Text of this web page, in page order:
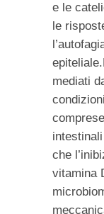
e le
le
mediati
che
vitamina